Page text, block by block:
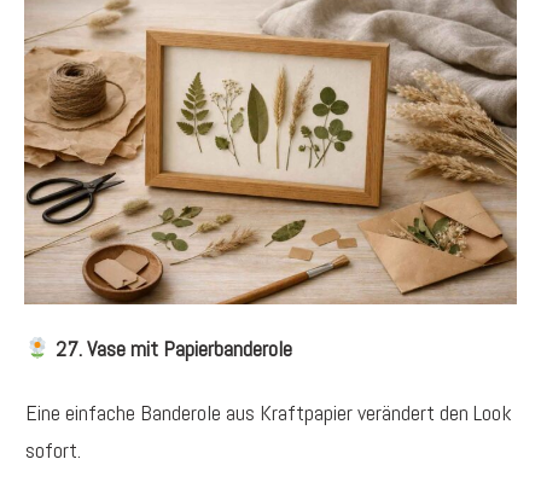
27. Vase mit Papierbanderole
Eine einfache Banderole aus Kraftpapier verändert den Look
sofort.